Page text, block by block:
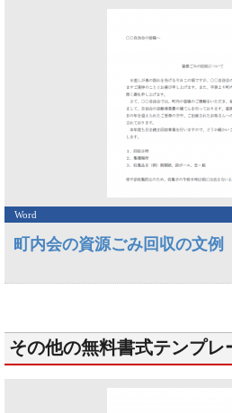
Word
町内会の資源ごみ回収の文例
その他の無料書式テンプレ